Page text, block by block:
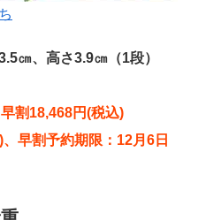
㎝、高さ3.9㎝（1段）
割18,468円(税込)
早割予約期限：12月6日